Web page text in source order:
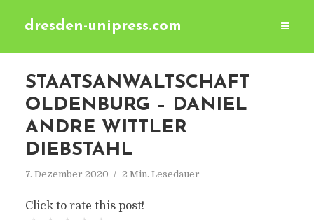
dresden-unipress.com
STAATSANWALTSCHAFT
OLDENBURG – DANIEL
ANDRE WITTLER
DIEBSTAHL
7. Dezember 2020 2 Min. Lesedauer
Click to rate this post!